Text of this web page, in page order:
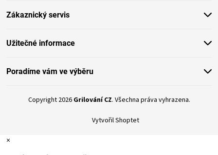
Zákaznický servis
Užitečné informace
Poradíme vám ve výběru
Vytvořil Shoptet
Copyright 2026 Grilování CZ. Všechna práva vyhrazena.
×